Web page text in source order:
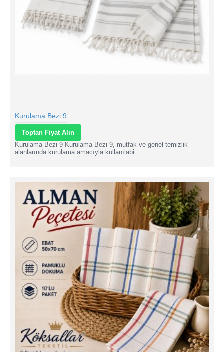
Kurulama Bezi 9
Toptan Fiyat Alın
Kurulama Bezi 9 Kurulama Bezi 9, mutfak ve genel temizlik
alanlarında kurulama amacıyla kullanılabi..